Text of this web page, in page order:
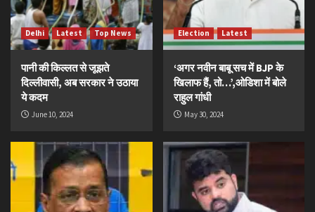
Delhi Latest Top News
पानी की किल्लत से जूझते
दिल्लीवासी, अब सरकार ने उठाया
ये कदम
June 10, 2024
Election Latest
‘अगर नवीन बाबू सच में BJP के
खिलाफ हैं, तो…’,ओडिशा में बोले
राहुल गांधी
May 30, 2024